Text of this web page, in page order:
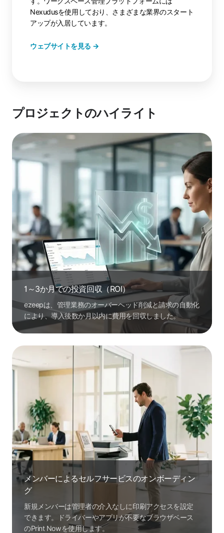
Nexudusを使用しており、さまざまな業界のスタート
アップが入居しています。
ウェブサイトを見る →
プロジェクトのハイライト
1～3か月での投資回収（ROI）
ezeepは、管理業務のオーバーヘッド削減と請求の自動化
により、導入後数か月以内に費用を回収しました。
メンバーによるセルフサービスのオンボーディン
グ
新規メンバーは管理者の介入なしに印刷アクセスを設定
できます。ドライバーやアプリが不要なブラウザベース
のPrint Nowを使用します。